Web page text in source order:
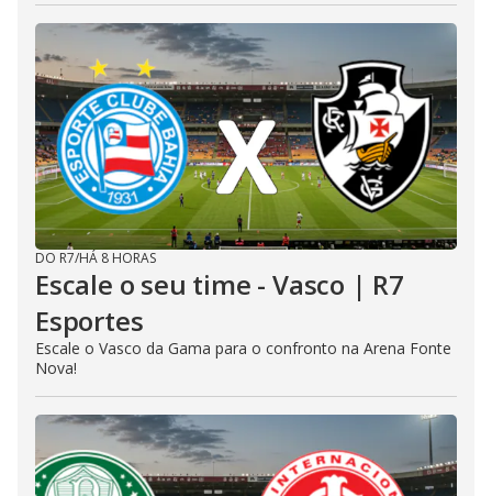
DO R7/HÁ 8 HORAS
Escale o seu time - Vasco | R7
Esportes
Escale o Vasco da Gama para o confronto na Arena Fonte
Nova!